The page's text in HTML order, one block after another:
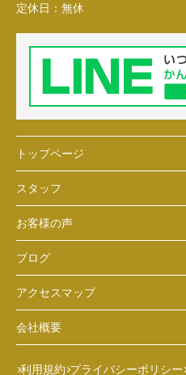
定休日： 無休
トップページ
スタッフ
お客様の声
ブログ
アクセスマップ
会社概要
利用規約 プライバシーポリシー